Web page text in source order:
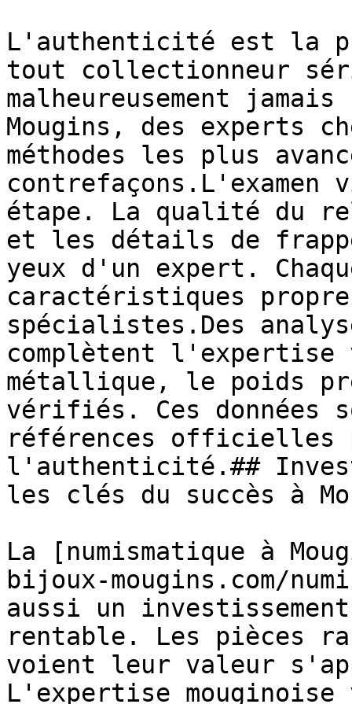
L'authenticité est la
tout collectionneur
malheureusement
Mougins, des experts
méthodes les plus
étape. La qualité du
et les détails de
yeux d'un expert.
caractéristiques
spécialistes.Des
complètent l'expertise
métallique, le poids
vérifiés. Ces données
références officielles
l'authenticité.##
les clés du succès à
La [numismatique à
bijoux-mougins.com/
aussi un
rentable. Les pièces
voient leur valeur
L'expertise